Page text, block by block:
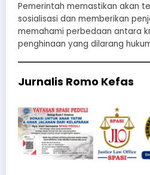
Pemerintah memastikan akan
sosialisasi dan memberikan
memahami perbedaan antara
penghinaan yang dilarang
Jurnalis Romo Kefas